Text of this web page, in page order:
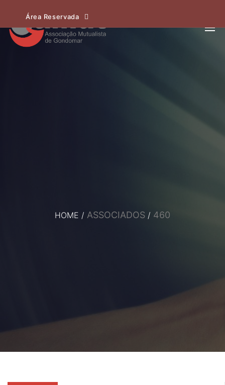
Área Reservada
HOME / ASSOCIADOS / 460